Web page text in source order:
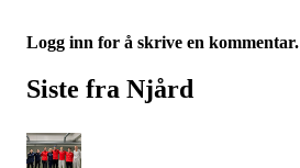
Logg inn for å skrive en kommentar.
Siste fra Njård